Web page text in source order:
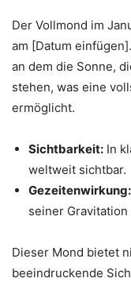
Der Vollmond im
am [Datum
an dem die Sonne,
stehen, was eine
ermöglicht.
Sichtbarkeit: In
weltweit sichtbar.
Gezeitenwirkung:
seiner
Dieser Mond bietet
beeindruckende